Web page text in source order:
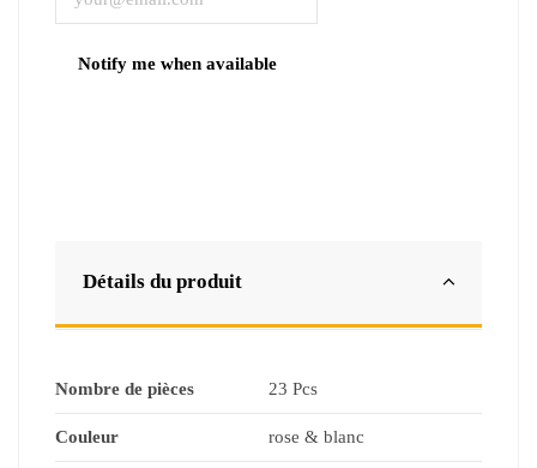
Détails du produit
Nombre de pièces 23 Pcs
Couleur rose & blanc